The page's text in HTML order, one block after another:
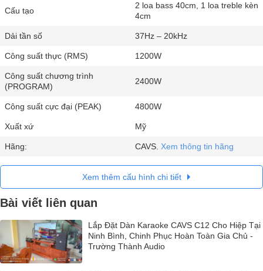
Cấu tạo
2 loa bass 40cm, 1 loa treble kèn
4cm
Dải tần số 37Hz – 20kHz
Công suất thực (RMS) 1200W
Công suất chương trình
(PROGRAM)
2400W
Công suất cực đại (PEAK) 4800W
Xuất xứ Mỹ
Hãng: CAVS. Xem thông tin hãng
Xem thêm cấu hình chi tiết
Bài viết liên quan
Lắp Đặt Dàn Karaoke CAVS C12 Cho Hiệp Tại
Ninh Bình, Chinh Phục Hoàn Toàn Gia Chủ -
Trường Thành Audio